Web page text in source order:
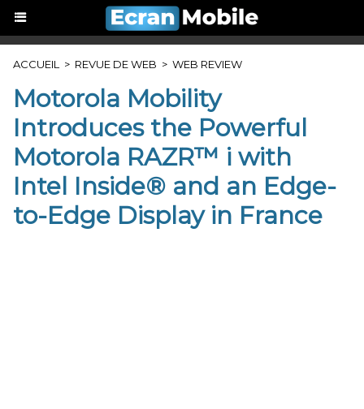
ACCUEIL > REVUE DE WEB > WEB REVIEW
Motorola Mobility
Introduces the Powerful
Motorola RAZR™ i with
Intel Inside® and an Edge-
to-Edge Display in France